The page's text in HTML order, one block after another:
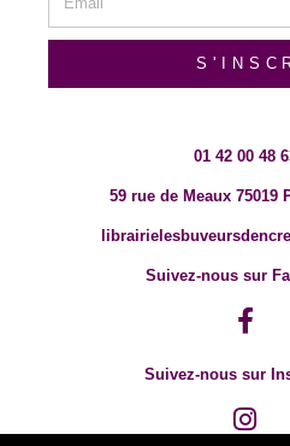
01 42 00 48
59 rue de Meaux 75019
Suivez-nous sur
Suivez-nous sur